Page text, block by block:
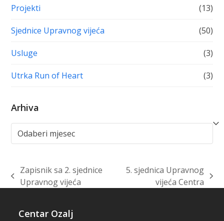
Projekti (13)
Sjednice Upravnog vijeća (50)
Usluge (3)
Utrka Run of Heart (3)
Arhiva
Arhiva
previous
Zapisnik sa 2. sjednice
Upravnog vijeća
5. sjednica Upravnog
vijeća Centra
Centar Ozalj